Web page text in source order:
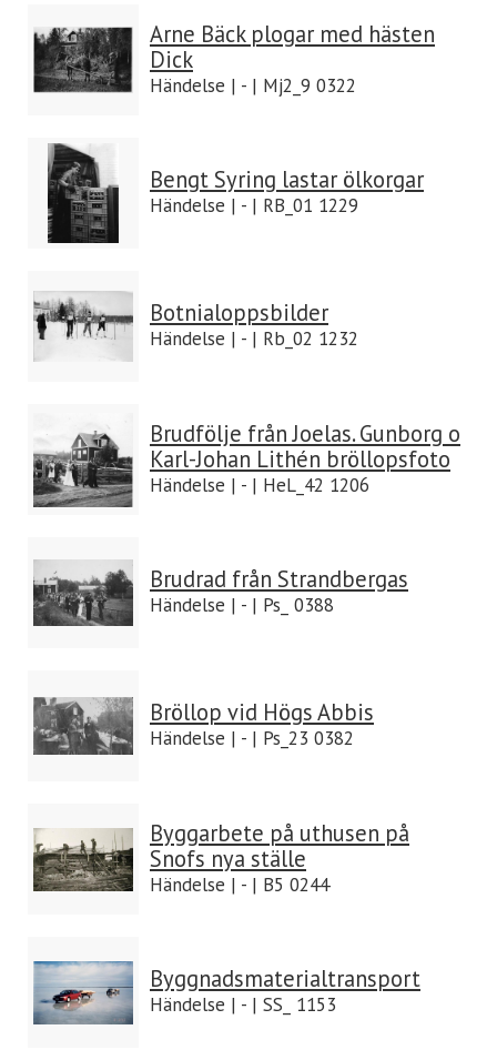
Arne Bäck plogar med hästen
Dick
Händelse | - | Mj2_9 0322
Bengt Syring lastar ölkorgar
Händelse | - | RB_01 1229
Botnialoppsbilder
Händelse | - | Rb_02 1232
Brudfölje från Joelas. Gunborg o
Karl-Johan Lithén bröllopsfoto
Händelse | - | HeL_42 1206
Brudrad från Strandbergas
Händelse | - | Ps_ 0388
Bröllop vid Högs Abbis
Händelse | - | Ps_23 0382
Byggarbete på uthusen på
Snofs nya ställe
Händelse | - | B5 0244
Byggnadsmaterialtransport
Händelse | - | SS_ 1153